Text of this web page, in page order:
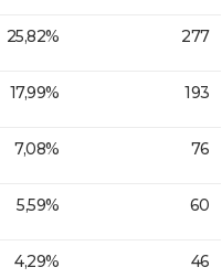
25,82% 277
17,99% 193
7,08% 76
5,59% 60
4,29% 46